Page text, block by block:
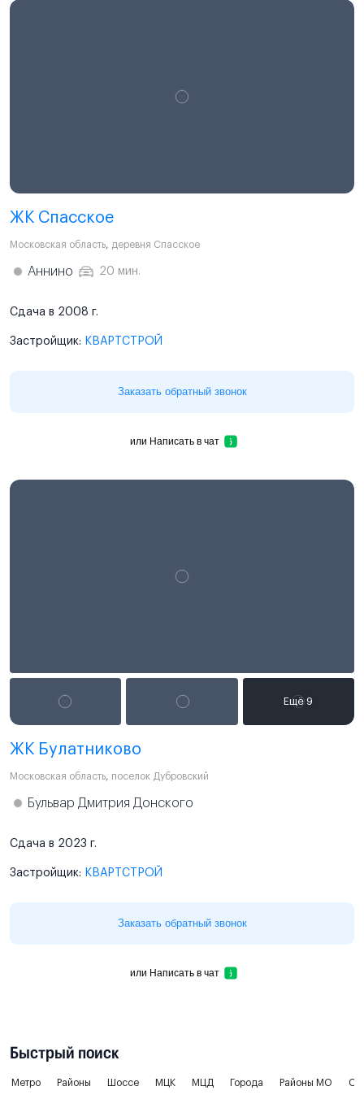
ЖК Спасское
Московская область, деревня Спасское
Аннино 20 мин.
Сдача в 2008 г.
Застройщик: КВАРТСТРОЙ
Заказать обратный звонок
или Написать в чат
ЖК Булатниково
Московская область, поселок Дубровский
Бульвар Дмитрия Донского
Сдача в 2023 г.
Застройщик: КВАРТСТРОЙ
Заказать обратный звонок
или Написать в чат
Быстрый поиск
Метро Районы Шоссе МЦК МЦД Города Районы МО